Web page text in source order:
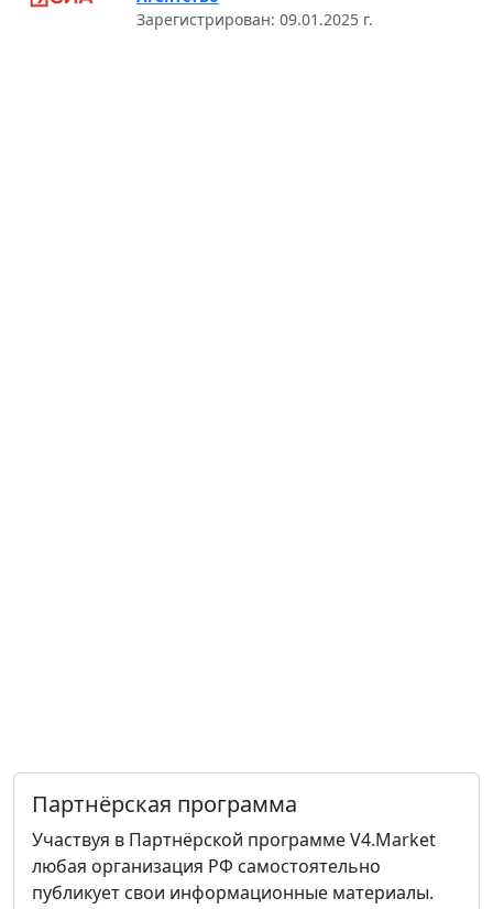
Зарегистрирован: 09.01.2025 г.
Партнёрская программа
Участвуя в Партнёрской программе V4.Market
любая организация РФ самостоятельно
публикует свои информационные материалы.